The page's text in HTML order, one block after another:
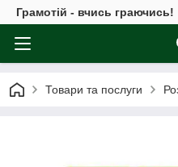
Грамотій - вчись граючись!
Товари та послуги